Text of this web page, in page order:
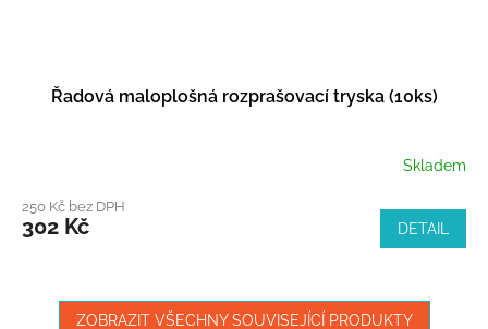
Řadová maloplošná rozprašovací tryska (10ks)
Skladem
250 Kč bez DPH
302 Kč DETAIL
ZOBRAZIT VŠECHNY SOUVISEJÍCÍ PRODUKTY